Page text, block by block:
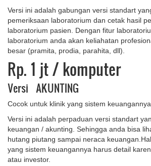
Versi ini adalah gabungan versi standart
pemeriksaan laboratorium dan cetak hasil
laboratorium pasien. Dengan fitur
laboratorium anda akan keliahatan
besar (pramita, prodia, parahita, dll).
Rp. 1 ​jt/ komputer
Versi AKUNTING
Cocok untuk klinik yang sistem
Versi ini adalah perpaduan versi standart
keuangan / akunting. Sehingga anda bisa
hutang piutang sampai neraca
yang sistem keuangannya harus detail
atau investor.